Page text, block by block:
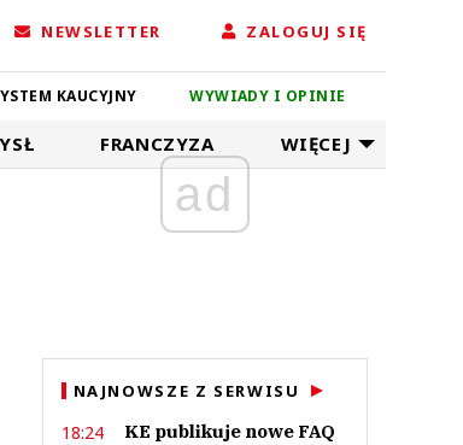
NEWSLETTER ZALOGUJ SIĘ
KAUCYJNY WYWIADY I OPINIE
FRANCZYZA WIĘCEJ
ad
NAJNOWSZE Z SERWISU
18:24
KE publikuje nowe FAQ